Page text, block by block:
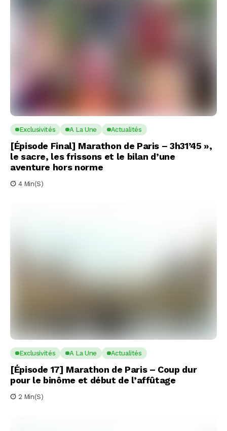
Exclusivités A La Une Actualités
[Épisode Final] Marathon de Paris – 3h31’45 »,
le sacre, les frissons et le bilan d’une
aventure hors norme
4 Min(s)
Exclusivités A La Une Actualités
[Épisode 17] Marathon de Paris – Coup dur
pour le binôme et début de l’affûtage
2 Min(s)